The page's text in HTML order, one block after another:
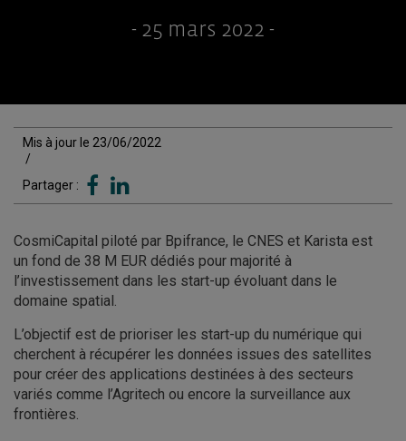
- 25 mars 2022 -
Mis à jour le 23/06/2022
/
Partager :
CosmiCapital piloté par Bpifrance, le CNES et Karista est
un fond de 38 M EUR dédiés pour majorité à
l’investissement dans les start-up évoluant dans le
domaine spatial.
L’objectif est de prioriser les start-up du numérique qui
cherchent à récupérer les données issues des satellites
pour créer des applications destinées à des secteurs
variés comme l’Agritech ou encore la surveillance aux
frontières.